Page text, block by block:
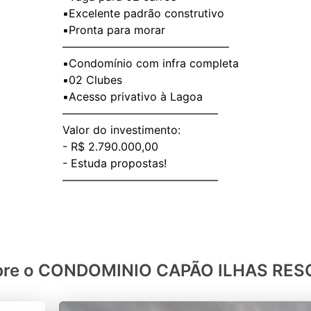
▪️Excelente padrão construtivo
▪️Pronta para morar
———————————————
▪️Condomínio com infra completa
▪️02 Clubes
▪️Acesso privativo à Lagoa
——————————————
Valor do investimento:
- R$ 2.790.000,00
- Estuda propostas!
——————————————
o CONDOMINIO CAPÃO ILHAS